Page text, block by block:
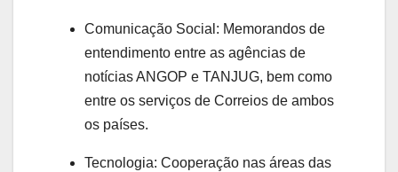
Comunicação Social: Memorandos de
entendimento entre as agências de
notícias ANGOP e TANJUG, bem como
entre os serviços de Correios de ambos
os países.
Tecnologia: Cooperação nas áreas das